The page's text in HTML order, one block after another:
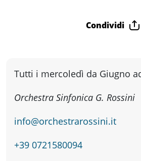
Cose
da
Condividi
Tutti i mercoledì da Giugno
Orchestra Sinfonica G. Rossini
info@orchestrarossini.it
+39 0721580094